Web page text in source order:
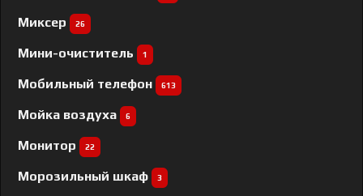
Миксер 26
Мини-очиститель 1
Мобильный телефон 613
Мойка воздуха 6
Монитор 22
Морозильный шкаф 3